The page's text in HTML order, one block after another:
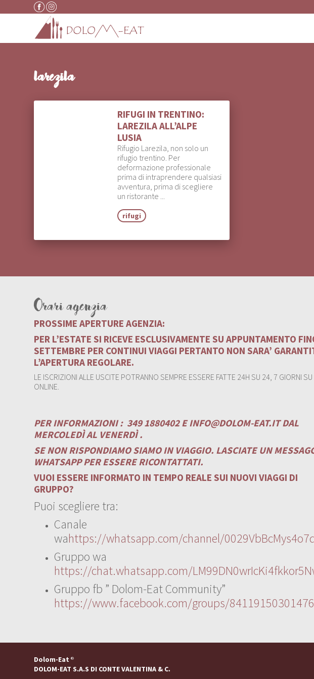
Vai al contenuto
larezila
RIFUGI IN TRENTINO:
LAREZILA ALL’ALPE
LUSIA
Rifugio Larezila, non solo un
rifugio trentino. Per
deformazione professionale
prima di intraprendere qualsiasi
avventura, prima di scegliere
un ristorante ...
rifugi
Orari agenzia
PROSSIME APERTURE AGENZIA:
PER L’ESTATE SI RICEVE ESCLUSIVAMENTE SU APPUNTAMENTO
SETTEMBRE PER CONTINUI VIAGGI PERTANTO NON SARA’
L’APERTURA REGOLARE.
LE ISCRIZIONI ALLE USCITE POTRANNO SEMPRE ESSERE FATTE 24H SU 24, 7 GIORNI SU
ONLINE.
PER INFORMAZIONI : 349 1880402 EINFO@DOLOM-EAT.ITDAL
MERCOLEDÌ AL VENERDÌ .
SE NON RISPONDIAMO SIAMO IN VIAGGIO. LASCIATE UN
WHATSAPP PER ESSERE RICONTATTATI.
VUOI ESSERE INFORMATO IN TEMPO REALE SUI NUOVI VIAGGI DI
GRUPPO?
Puoi scegliere tra:
Canale
wahttps://whatsapp.com/channel/
Gruppo wa
https://chat.whatsapp.com/
Gruppo fb ” Dolom-Eat Community”
https://www.facebook.com/groups/
Dolom-Eat ®
DOLOM-EAT S.A.S DI CONTE VALENTINA & C.